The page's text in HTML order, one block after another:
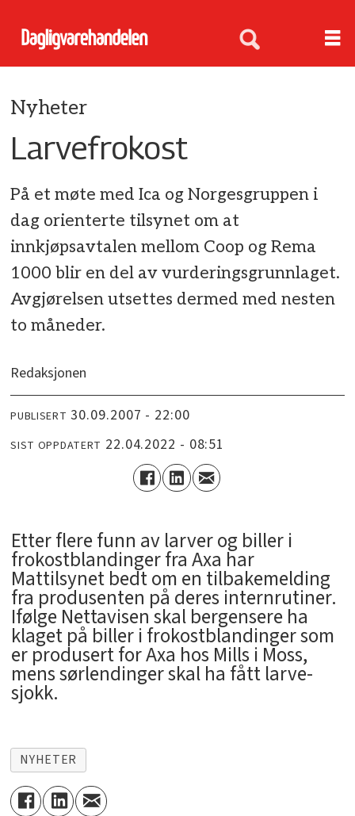
Nyheter
Larvefrokost
På et møte med Ica og Norgesgruppen i
dag orienterte tilsynet om at
innkjøpsavtalen mellom Coop og Rema
1000 blir en del av vurderingsgrunnlaget.
Avgjørelsen utsettes dermed med nesten
to måneder.
Redaksjonen
PUBLISERT 30.09.2007 - 22:00
SIST OPPDATERT 22.04.2022 - 08:51
Etter flere funn av larver og biller i
frokostblandinger fra Axa har
Mattilsynet bedt om en tilbakemelding
fra produsenten på deres internrutiner.
Ifølge Nettavisen skal bergensere ha
klaget på biller i frokostblandinger som
er produsert for Axa hos Mills i Moss,
mens sørlendinger skal ha fått larve-
sjokk.
NYHETER